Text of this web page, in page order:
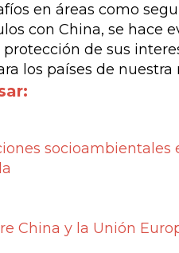
en áreas como
con China, se hace
de sus
los países de
socioambientales
China y la Unión